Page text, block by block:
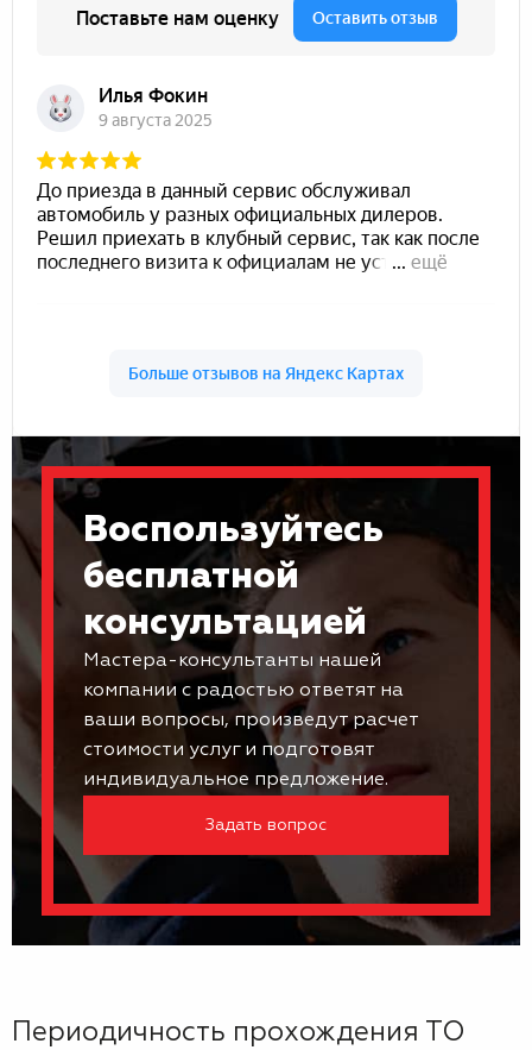
Воспользуйтесь
бесплатной
консультацией
Мастера-консультанты нашей
компании с радостью ответят на
ваши вопросы, произведут расчет
стоимости услуг и подготовят
индивидуальное предложение.
Задать вопрос
Периодичность прохождения ТО